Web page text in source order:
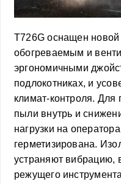
T726G оснащен
обогреваемым и
эргономичными
подлокотниках, и
климат-контроля.
пыли внутрь и
нагрузки на
герметизирована.
устраняют вибрацию,
режущего